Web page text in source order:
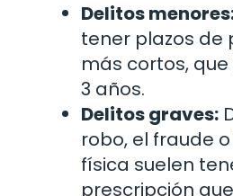
Delitos
tener plazos de
más cortos, que
3 años.
Delitos graves:
robo, el fraude
física suelen
prescripción